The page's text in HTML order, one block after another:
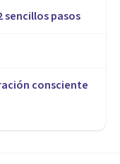
sencillos pasos
consciente